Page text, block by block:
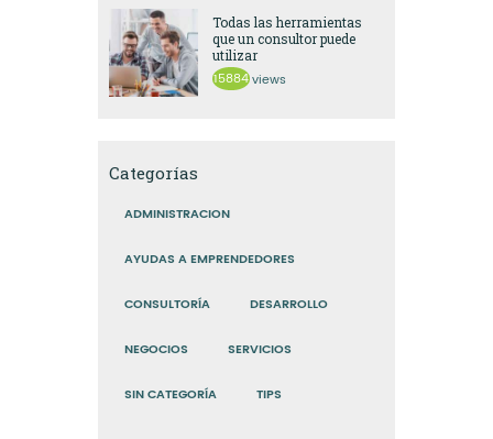
Todas las herramientas
que un consultor puede
utilizar
15884 views
Categorías
ADMINISTRACION
AYUDAS A EMPRENDEDORES
CONSULTORÍA DESARROLLO
NEGOCIOS SERVICIOS
SIN CATEGORÍA TIPS